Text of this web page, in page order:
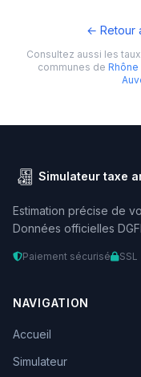
← Retour
Consultez aussi les
communes de Rhône
Simulateur taxe
Estimation précise de
Données officielles
Paiement sécurisé SSL
NAVIGATION
Accueil
Simulateur